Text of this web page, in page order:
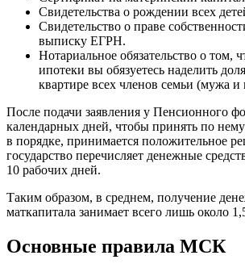
Свидетельства о рождении всех
Свидетельство о праве
выписку ЕГРН.
Нотариальное обязательство о том,
ипотеки вы обязуетесь наделить
квартире всех членов семьи (мужа и
После подачи заявления у Пенсионного
календарных дней, чтобы принять по
в порядке, принимается положительное
государство перечисляет денежные
10 рабочих дней.
Таким образом, в среднем, получение
маткапитала занимает всего лишь около
Основные правила МСК